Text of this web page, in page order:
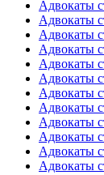
Адвокаты
Адвокаты
Адвокаты
Адвокаты
Адвокаты
Адвокаты
Адвокаты
Адвокаты
Адвокаты
Адвокаты
Адвокаты
Адвокаты